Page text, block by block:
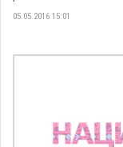
05.05.2016 15:01